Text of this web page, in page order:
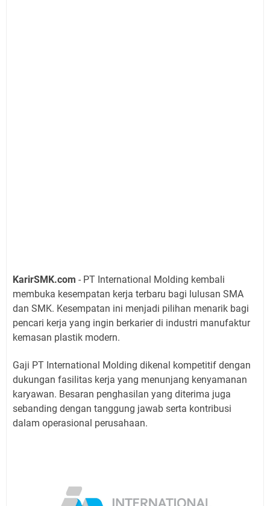
KarirSMK.com - PT International Molding kembali
membuka kesempatan kerja terbaru bagi lulusan SMA
dan SMK. Kesempatan ini menjadi pilihan menarik bagi
pencari kerja yang ingin berkarier di industri manufaktur
kemasan plastik modern.
Gaji PT International Molding dikenal kompetitif dengan
dukungan fasilitas kerja yang menunjang kenyamanan
karyawan. Besaran penghasilan yang diterima juga
sebanding dengan tanggung jawab serta kontribusi
dalam operasional perusahaan.